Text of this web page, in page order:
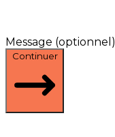
Message (optionnel)
Continuer